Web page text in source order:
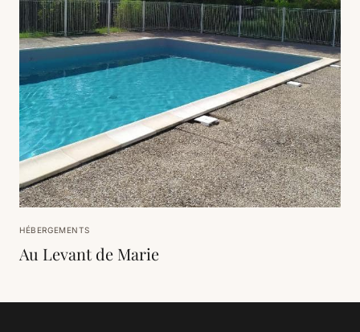
HÉBERGEMENTS
Au Levant de Marie